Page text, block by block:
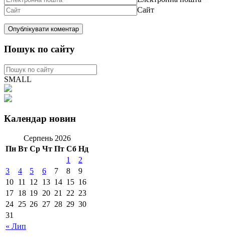
Сайт
Пошук по сайту
SMALL
Календар новин
Серпень 2026
Пн Вт Ср Чт Пт Сб Нд
« Лип
1
2
3
4 5 6 7 8
9
10 11 12 13 14 15 16
17 18 19 20 21 22 23
24 25 26 27 28 29 30
31